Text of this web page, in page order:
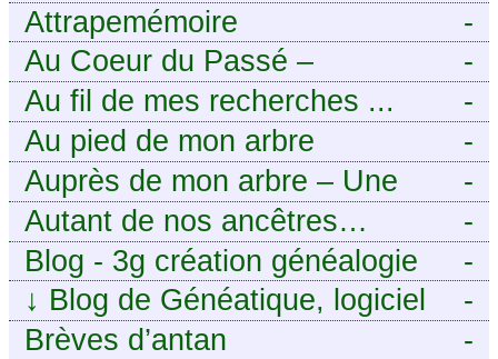
-
Attrapemémoire
-
Au Coeur du Passé –
Généalogie Familiale
-
Au fil de mes recherches ...
-
Au pied de mon arbre
-
Auprès de mon arbre – Une
histoire de racines
-
Autant de nos ancêtres…
-
Blog - 3g création généalogie
-
↓ Blog de Généatique, logiciel
de généalogie
-
Brèves d’antan